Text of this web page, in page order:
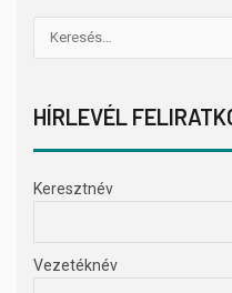
HÍRLEVÉL
Keresztnév
Vezetéknév